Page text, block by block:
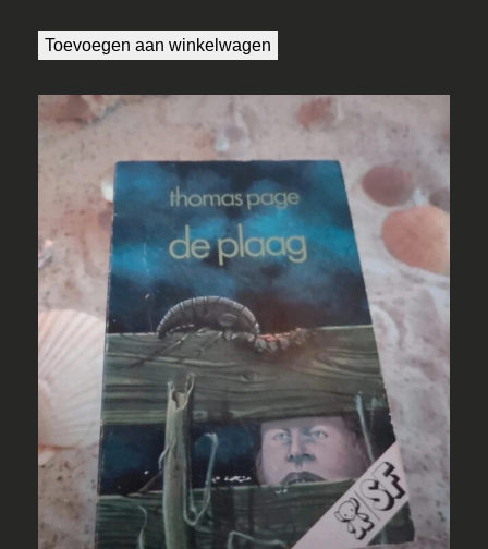
Toevoegen aan winkelwagen